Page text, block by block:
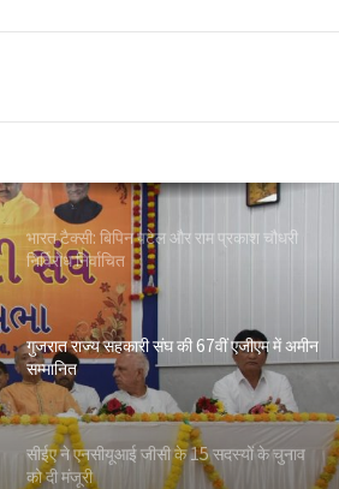
महाराष्ट्र में ‘भारत टैक्सी’ का शुभारंभ, सीएम ने
भारत टैक्सी: बिपिन पटेल और राम प्रकाश चौधरी
निर्विरोध निर्वाचित
गुजरात राज्य सहकारी संघ की 67वीं एजीएम में अमीन
सम्मानित
सीईए ने एनसीयूआई जीसी के 15 सदस्यों के चुनाव
को दी मंजूरी